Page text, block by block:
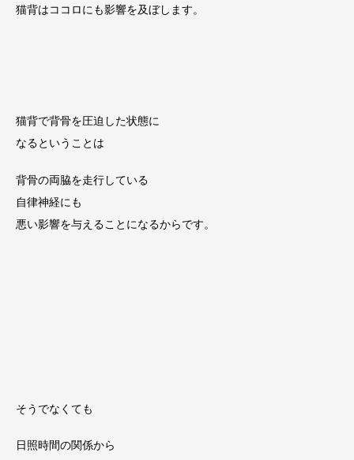
猫背はココロにも影響を及ぼします。
猫背で背骨を圧迫した状態に
なるということは
背骨の両脇を走行している
自律神経にも
悪い影響を与えることになるからです。
そうでなくても
日照時間の関係から